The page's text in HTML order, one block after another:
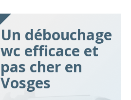
Un débouchage
wc efficace et
pas cher en
Vosges